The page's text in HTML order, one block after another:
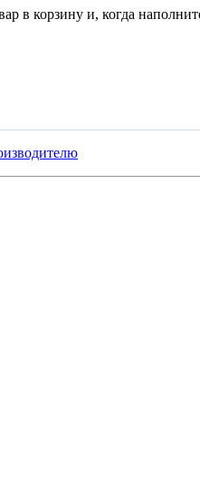
в корзину и, когда